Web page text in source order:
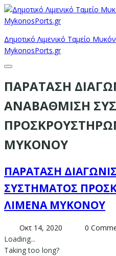
Δημοτικό Λιμενικό Ταμείο
MykonosPorts.gr
ΠΑΡΑΤΑΣΗ
ΑΝΑΒΑΘΜΙΣΗ
ΜΥΚΟΝΟΥ
ΠΑΡΑΤΑΣΗ
ΣΥΣΤΗΜΑΤΟΣ
ΛΙΜΕΝΑ ΜΥΚΟΝΟΥ
Οκτ 14, 2020
0
Loading...
Taking too long?